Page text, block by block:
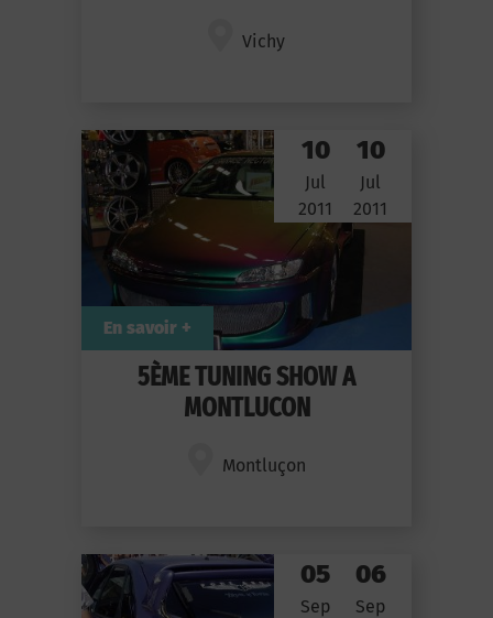
Vichy
5ÈME TUNING SHOW A
MONTLUCON
Montluçon
10
Jul
2011
10
Jul
2011
En savoir +
05
Sep
06
Sep